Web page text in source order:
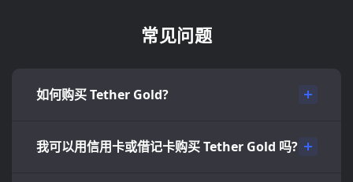
常见问题
如何购买 Tether Gold?
我可以用信用卡或借记卡购买 Tether Gold 吗?